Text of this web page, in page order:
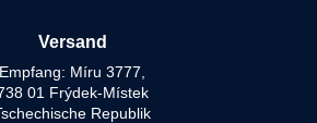
Versand
Empfang: Míru 3777,
01 Frýdek-Místek
Republik